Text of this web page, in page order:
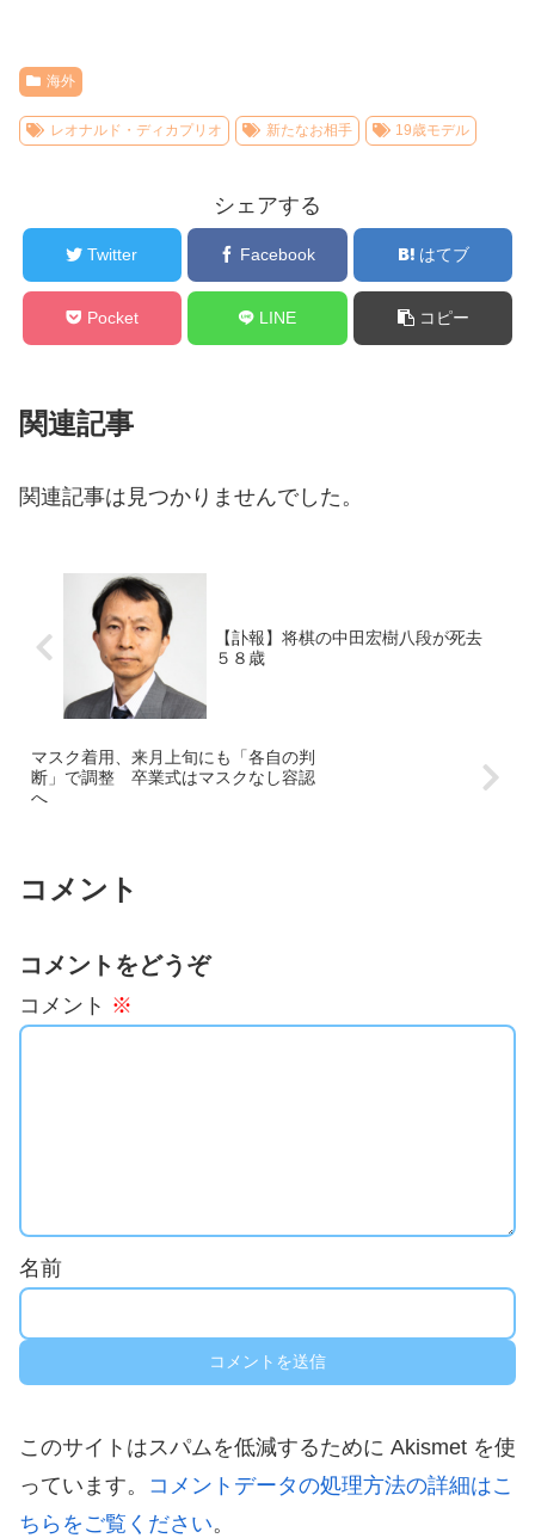
海外
レオナルド・ディカプリオ 新たなお相手 19歳モデル
シェアする
Twitter Facebook はてブ
Pocket LINE コピー
関連記事
関連記事は見つかりませんでした。
【訃報】将棋の中田宏樹八段が死去
５８歳
マスク着用、来月上旬にも「各自の判
断」で調整 卒業式はマスクなし容認
へ
コメント
コメントをどうぞ
コメント ※
名前
このサイトはスパムを低減するために Akismet を使
っています。 コメントデータの処理方法の詳細はこ
ちらをご覧ください。